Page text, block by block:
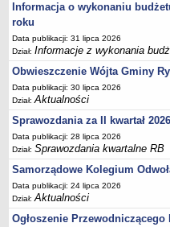
Imienne wykazy głosowań
Postać dokumentów
Akty Prawne, Dzienniki
Prawo miejscowe
Zarządzenia
Studium uwarunkowań i
przestrzennego
Dane przestrzenne - MPZP
Stałe obwody głosowania,
obwodowych komisji
Plan ogólny gminy Rypin
Informacja o wykonaniu
roku
Data publikacji: 31 lipca 2026
Dział:Informacje z wykonania
Obwieszczenie Wójta Gminy
Data publikacji: 30 lipca 2026
Dział:Aktualności
Sprawozdania za II kwartał
Data publikacji: 28 lipca 2026
Dział:Sprawozdania kwartalne RB
Samorządowe Kolegium
Data publikacji: 24 lipca 2026
Dział:Aktualności
Ogłoszenie